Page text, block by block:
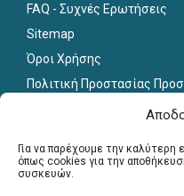
Για να παρέχουμε την καλύτερη
όπως cookies για την
συσκευών.
FAQ - Συχνές Ερωτήσεις
Sitemap
Όροι Χρήσης
Πολιτική Προστασίας
Για εκπαιδευτικούς
Εγγραφή